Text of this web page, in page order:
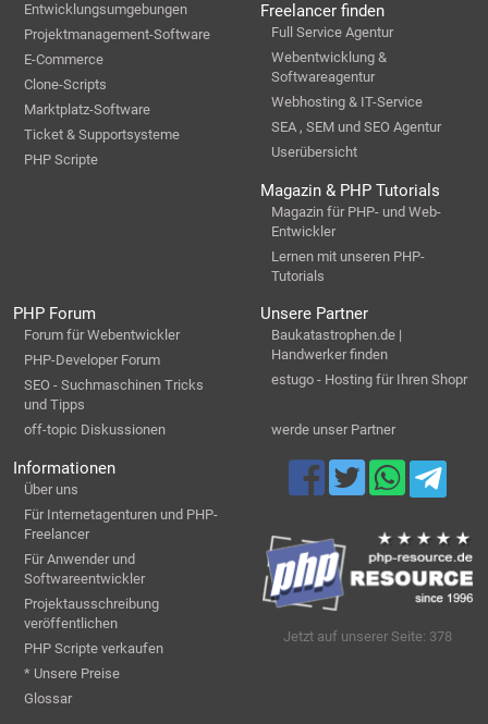
Entwicklungsumgebungen
Projektmanagement-Software
E-Commerce
Clone-Scripts
Marktplatz-Software
Ticket & Supportsysteme
PHP Scripte
Freelancer finden
Full Service Agentur
Webentwicklung &
Softwareagentur
Webhosting & IT-Service
SEA , SEM und SEO Agentur
Userübersicht
Magazin & PHP Tutorials
Magazin für PHP- und Web-
Entwickler
Lernen mit unseren PHP-
Tutorials
PHP Forum
Forum für Webentwickler
PHP-Developer Forum
SEO - Suchmaschinen Tricks
und Tipps
off-topic Diskussionen
Unsere Partner
Baukatastrophen.de |
Handwerker finden
estugo - Hosting für Ihren Shopr
werde unser Partner
Informationen
Über uns
Für Internetagenturen und PHP-
Freelancer
Für Anwender und
Softwareentwickler
Projektausschreibung
veröffentlichen
PHP Scripte verkaufen
* Unsere Preise
Glossar
Jetzt auf unserer Seite: 378